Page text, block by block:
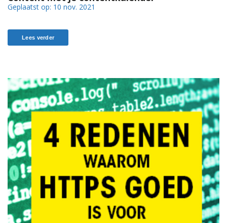
Geplaatst op: 10 nov. 2021
Lees verder